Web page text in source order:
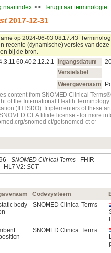
naar index << Terug naar terminologie
2017‑12‑31
op 2024‑06‑03 08:17:43.
recente (dynamische) versies van
bij de bron.
Ingangsdatum
Versielabel
Weergavenaam
content from SNOMED Clinical
of the International Health Terminology
(IHTSDO). Implementers of these
CT Affiliate license - for more
snomed-ct/getsnomed-ct or
- SNOMED Clinical Terms - FHIR:
HL7 V2: SCT
Codesysteem
body
SNOMED Clinical Terms
SNOMED Clinical Terms